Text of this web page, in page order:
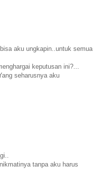
aku ungkapin..untuk semua
keputusan ini?...
seharusnya aku
tanpa aku harus